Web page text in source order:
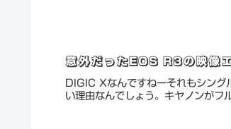
意外だったEOS R3の映像
DIGIC Xなんですねーそれもシング
い理由なんでしょう。キヤノンがフ